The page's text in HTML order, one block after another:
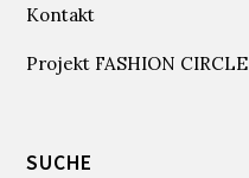
Kontakt
Projekt FASHION CIRCLE
SUCHE